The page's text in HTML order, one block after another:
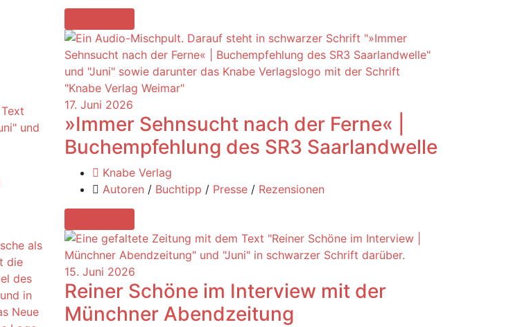
17. Juni 2026
»Immer Sehnsucht nach der Ferne« |
Buchempfehlung des SR3 Saarlandwelle
Knabe Verlag
Autoren / Buchtipp / Presse / Rezensionen
15. Juni 2026
Reiner Schöne im Interview mit der
Münchner Abendzeitung